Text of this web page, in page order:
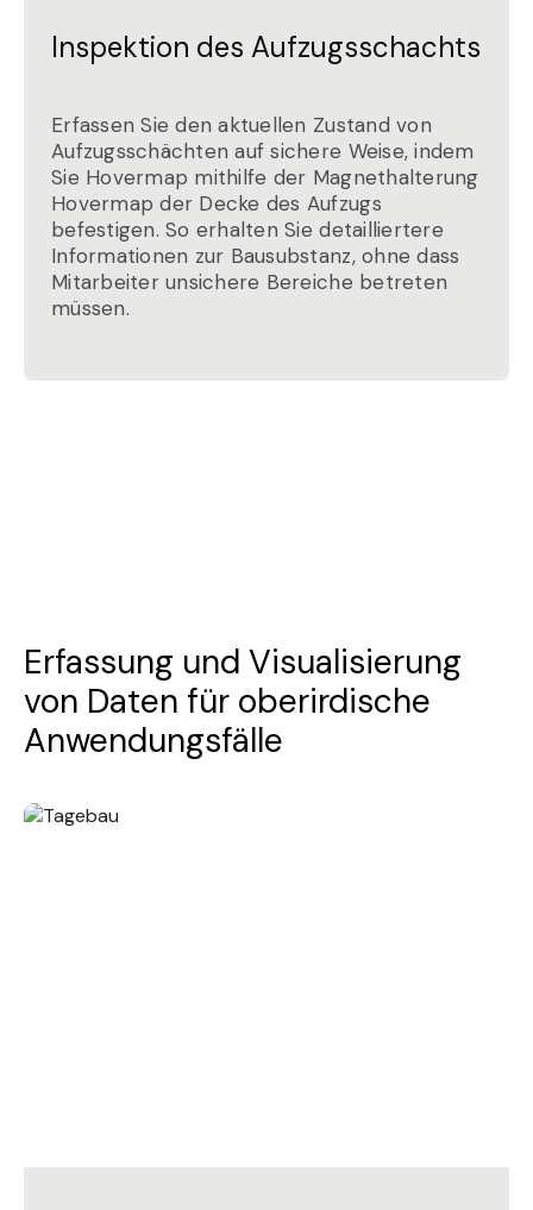
Inspektion des Aufzugsschachts
Erfassen Sie den aktuellen Zustand von
Aufzugsschächten auf sichere Weise, indem
Sie Hovermap mithilfe der Magnethalterung
Hovermap der Decke des Aufzugs
befestigen. So erhalten Sie detailliertere
Informationen zur Bausubstanz, ohne dass
Mitarbeiter unsichere Bereiche betreten
müssen.
Erfassung und Visualisierung
von Daten für oberirdische
Anwendungsfälle